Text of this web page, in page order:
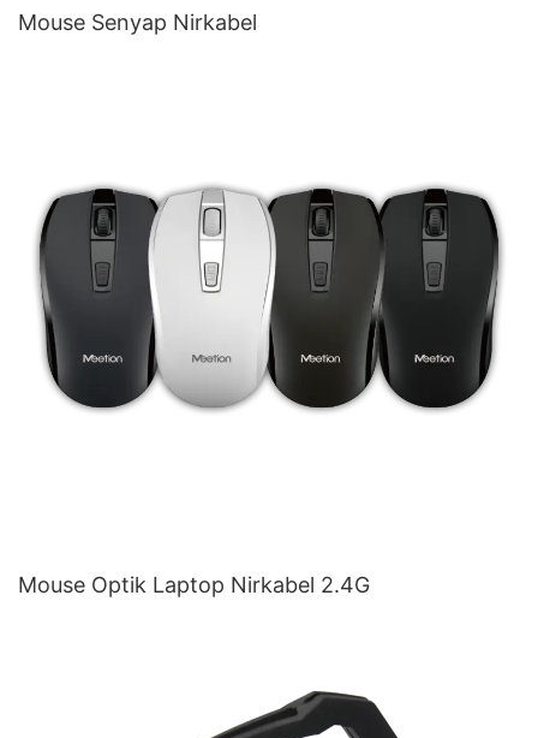
Mouse Senyap Nirkabel
Mouse Optik Laptop Nirkabel 2.4G